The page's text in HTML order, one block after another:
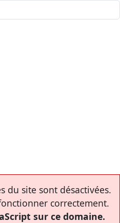
du site sont désactivées.
correctement.
sur ce domaine.